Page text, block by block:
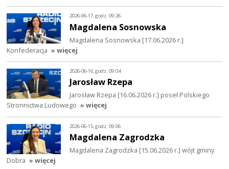
2026-06-17, godz. 09:26
Magdalena Sosnowska
Magdalena Sosnowska [17.06.2026 r.]
Konfederacja » więcej
2026-06-16, godz. 09:04
Jarosław Rzepa
Jarosław Rzepa [16.06.2026 r.] poseł Polskiego
Stronnictwa Ludowego » więcej
2026-06-15, godz. 09:06
Magdalena Zagrodzka
Magdalena Zagrodzka [15.06.2026 r.] wójt gminy
Dobra » więcej